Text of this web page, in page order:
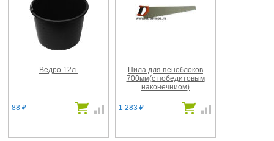
Ведро 12л.
88 ₽
Пила для пеноблоков
700мм(с победитовым
наконечниом)
1 283 ₽